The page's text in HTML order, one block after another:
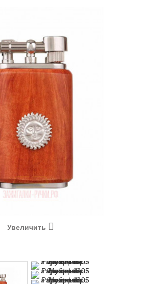
Увеличить